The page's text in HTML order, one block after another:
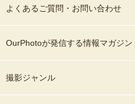
よくあるご質問・お問い合わせ
OurPhotoが発信する情報マガジ
撮影ジャンル